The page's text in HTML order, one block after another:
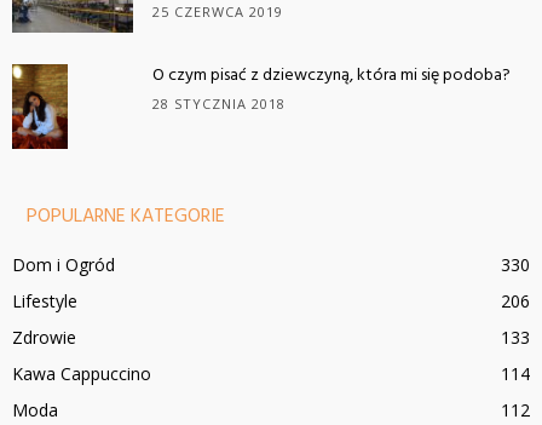
25 CZERWCA 2019
O czym pisać z dziewczyną, która mi się podoba?
28 STYCZNIA 2018
POPULARNE KATEGORIE
Dom i Ogród
330
Lifestyle
206
Zdrowie
133
Kawa Cappuccino
114
Moda
112